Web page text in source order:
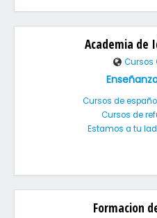
Academia de
Cursos
Cursos de
Cursos de
Estamos a tu
Formacion